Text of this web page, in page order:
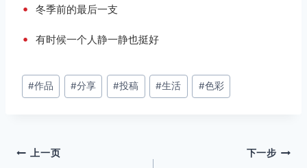
• 冬季前的最后一支
• 有时候一个人静一静也挺好
文
章
#作品 #分享 #投稿 #生活 #色彩
文上一页 下一步